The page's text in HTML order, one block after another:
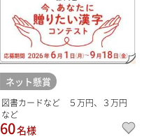
ネット懸賞
図書カードなど ５万円、３万円
など
60名様